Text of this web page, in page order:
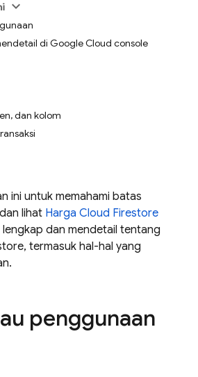
di Google Cloud console
dan kolom
ini untuk memahami batas
lihat Harga Cloud Firestore
dan mendetail tentang
, termasuk hal-hal yang
penggunaan